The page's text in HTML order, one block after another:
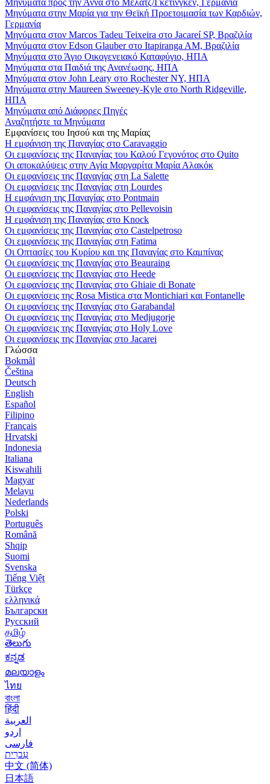
Μηνύματα στην Μαρία για την Θεϊκή Προετοιμασία των Καρδιών,
Γερμανία
Μηνύματα στον Marcos Tadeu Teixeira στο Jacareí SP, Βραζιλία
Μηνύματα στον Edson Glauber στο Itapiranga AM, Βραζιλία
Μηνύματα στο Άγιο Οικογενειακό Καταφύγιο, ΗΠΑ
Μηνύματα στα Παιδιά της Ανανέωσης, ΗΠΑ
Μηνύματα στον John Leary στο Rochester NY, ΗΠΑ
Μηνύματα στην Maureen Sweeney-Kyle στο North Ridgeville,
ΗΠΑ
Μηνύματα από Διάφορες Πηγές
Αναζητήστε τα Μηνύματα
Εμφανίσεις του Ιησού και της Μαρίας
Η εμφάνιση της Παναγίας στο Caravaggio
Οι εμφανίσεις της Παναγίας του Καλού Γεγονότος στο Quito
Οι αποκαλύψεις στην Αγία Μαργαρίτα Μαρία Αλακόκ
Οι εμφανίσεις της Παναγίας στη La Salette
Οι εμφανίσεις της Παναγίας στη Lourdes
Η εμφάνιση της Παναγίας στο Pontmain
Οι εμφανίσεις της Παναγίας στο Pellevoisin
Η εμφάνιση της Παναγίας στο Knock
Οι εμφανίσεις της Παναγίας στο Castelpetroso
Οι εμφανίσεις της Παναγίας στη Fatima
Οι Οπτασίες του Κυρίου και της Παναγίας στο Καμπίνας
Οι εμφανίσεις της Παναγίας στο Beauraing
Οι εμφανίσεις της Παναγίας στο Heede
Οι εμφανίσεις της Παναγίας στο Ghiaie di Bonate
Οι εμφανίσεις της Rosa Mistica στα Montichiari και Fontanelle
Οι εμφανίσεις της Παναγίας στο Garabandal
Οι εμφανίσεις της Παναγίας στο Medjugorje
Οι εμφανίσεις της Παναγίας στο Holy Love
Οι εμφανίσεις της Παναγίας στο Jacarei
Γλώσσα
Bokmål
Čeština
Deutsch
English
Español
Filipino
Français
Hrvatski
Indonesia
Italiana
Kiswahili
Magyar
Melayu
Nederlands
Polski
Português
Română
Shqip
Suomi
Svenska
Tiếng Việt
Türkçe
ελληνικά
Български
Русский
தமிழ்
తెలుగు
ಕನ್ನಡ
മലയാളം
ไทย
বাংলা
हिंदी
العربية
اردو
فارسی
עִברִית
中文 (简体)
日本語